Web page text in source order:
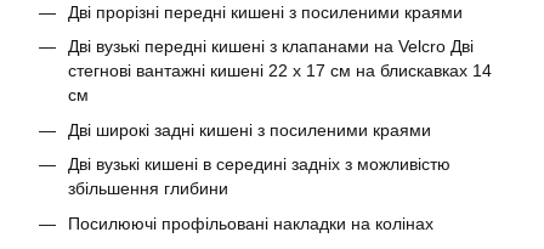
Дві прорізні передні кишені з посиленими краями
Дві вузькі передні кишені з клапанами на Velcro Дві
стегнові вантажні кишені 22 x 17 см на блискавках 14
см
Дві широкі задні кишені з посиленими краями
Дві вузькі кишені в середині задніх з можливістю
збільшення глибини
Посилюючі профільовані накладки на колінах